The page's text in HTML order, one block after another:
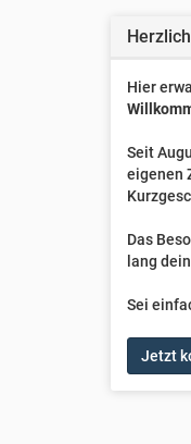
Hier
Seit
eigenen
Das
lang
Sei
Jetzt